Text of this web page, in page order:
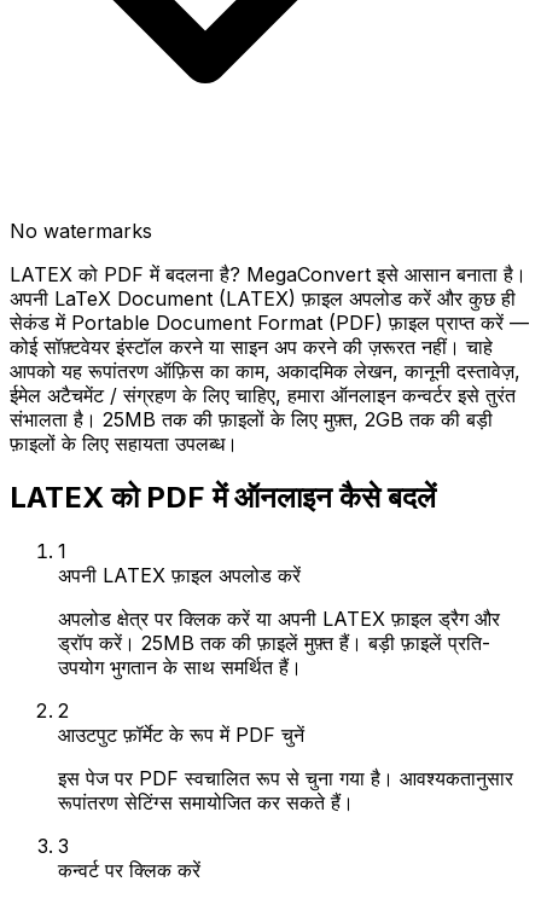
No watermarks
LATEX को PDF में बदलना है? MegaConvert इसे आसान बनाता है।
अपनी LaTeX Document (LATEX) फ़ाइल अपलोड करें और कुछ ही
सेकंड में Portable Document Format (PDF) फ़ाइल प्राप्त करें —
कोई सॉफ़्टवेयर इंस्टॉल करने या साइन अप करने की ज़रूरत नहीं। चाहे
आपको यह रूपांतरण ऑफ़िस का काम, अकादमिक लेखन, कानूनी दस्तावेज़,
ईमेल अटैचमेंट / संग्रहण के लिए चाहिए, हमारा ऑनलाइन कन्वर्टर इसे तुरंत
संभालता है। 25MB तक की फ़ाइलों के लिए मुफ़्त, 2GB तक की बड़ी
फ़ाइलों के लिए सहायता उपलब्ध।
LATEX को PDF में ऑनलाइन कैसे बदलें
1
अपनी LATEX फ़ाइल अपलोड करें
अपलोड क्षेत्र पर क्लिक करें या अपनी LATEX फ़ाइल ड्रैग और
ड्रॉप करें। 25MB तक की फ़ाइलें मुफ़्त हैं। बड़ी फ़ाइलें प्रति-
उपयोग भुगतान के साथ समर्थित हैं।
2
आउटपुट फ़ॉर्मेट के रूप में PDF चुनें
इस पेज पर PDF स्वचालित रूप से चुना गया है। आवश्यकतानुसार
रूपांतरण सेटिंग्स समायोजित कर सकते हैं।
3
कन्वर्ट पर क्लिक करें